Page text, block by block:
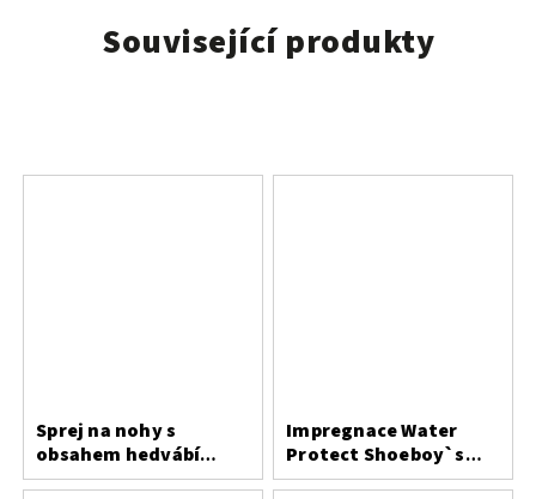
Související produkty
Sprej na nohy s
obsahem hedvábí
Bergal
Impregnace Water
Protect Shoeboy`s
200ml